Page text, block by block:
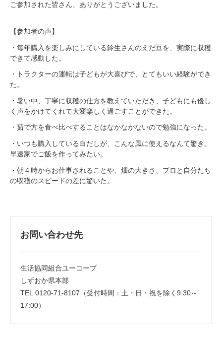
ご参加された皆さん、ありがとうございました。
【参加者の声】
・毎年購入を楽しみにしている鈴生さんのえだ豆を、実際に収穫
できて感動した。
・トラクターの運転は子どもが大喜びで、とてもいい経験ができ
た。
・暑い中、丁寧に収穫の仕方を教えていただき、子どもにも優し
く声をかけてくれて大変楽しく過ごすことができた。
・茹で方を食べ比べすることはなかなかないので勉強になった。
・いつも購入している白だしが、こんな風に使えるなんて驚き。
早速家でご飯を作ってみたい。
・朝４時からお仕事されることや、畑の大きさ、プロと自分たち
の収穫のスピードの差に驚いた。
お問い合わせ先
生活協同組合ユーコープ
しずおか県本部
TEL:0120-71-8107（受付時間：土・日・祝を除く9:30～
17:00）